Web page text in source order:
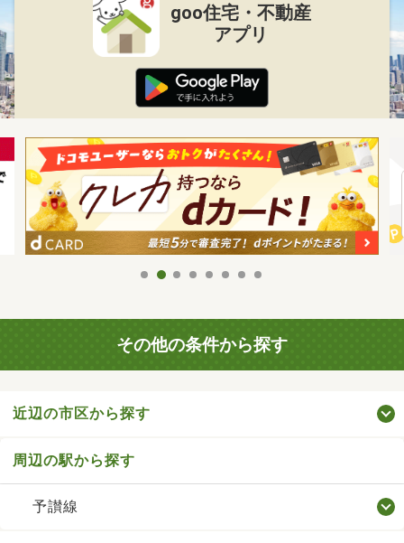
goo住宅・不動産
アプリ
その他の条件から探す
近辺の市区から探す
周辺の駅から探す
予讃線